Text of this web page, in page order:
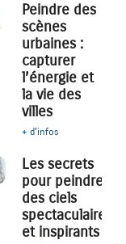
Peindre des
scènes
urbaines :
capturer
l’énergie et
la vie des
villes
+ d'infos
Les secrets
pour peindre
des ciels
spectaculaires
et inspirants